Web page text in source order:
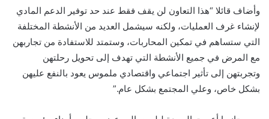
وأضاف قائلا “هذا التعاون لن يقف فقط عند حد توفير الدعم المادي
لإنشاء غرف العمليات، ولكنه سيشمل العديد من الأنشطة المختلفة
التي ستساهم في تمكين المحاربات، وستمتد للاستفادة من تجاربهن
مع المرض في جميع الأنشطة التي تهدف إلى تحويل رحلتهن
وتجربتهن إلى تأثير اجتماعي واقتصادي ملموس يعود بالنفع عليهن
بشكل خاص، وعلي المجتمع بشكل عام.”